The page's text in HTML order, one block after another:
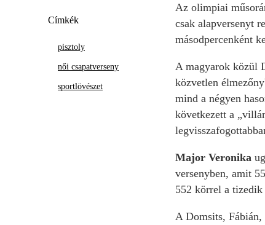
Címkék
pisztoly
női csapatverseny
sportlövészet
Az olimpiai
csak alapversenyt
másodpercenként
A magyarok közül
közvetlen
mind a négyen
következett a
Major Veronika
versenyben, amit
552 körrel a tizedik
A Domsits,